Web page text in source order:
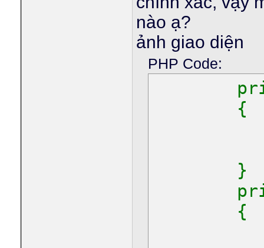
nào ạ?
ảnh giao diện
PHP Code:
{
}
{